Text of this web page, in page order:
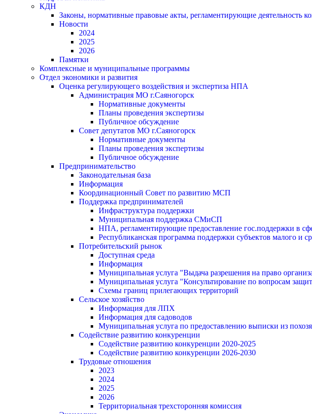
КДН
Законы, нормативные правовые акты, регламентирующие деятельность
Новости
2024
2025
2026
Памятки
Комплексные и муниципальные программы
Отдел экономики и развития
Оценка регулирующего воздействия и экспертиза НПА
Администрация МО г.Саяногорск
Нормативные документы
Планы проведения экспертизы
Публичное обсуждение
Совет депутатов МО г.Саяногорск
Нормативные документы
Планы проведения экспертизы
Публичное обсуждение
Предпринимательство
Законодательная база
Информация
Координационный Совет по развитию МСП
Поддержка предпринимателей
Инфраструктура поддержки
Муниципальная поддержка СМиСП
НПА, регламентирующие предоставление гос.поддержки в
Республиканская программа поддержки субъектов малого и
Потребительский рынок
Доступная среда
Информация
Муниципальная услуга "Выдача разрешения на право
Муниципальная услуга "Консультирование по вопросам
Схемы границ прилегающих территорий
Сельское хозяйство
Информация для ЛПХ
Информация для садоводов
Муниципальная услуга по предоставлению выписки из
Содействие развитию конкуренции
Содействие развитию конкуренции 2020-2025
Содействие развитию конкуренции 2026-2030
Трудовые отношения
2023
2024
2025
2026
Территориальная трехсторонняя комиссия